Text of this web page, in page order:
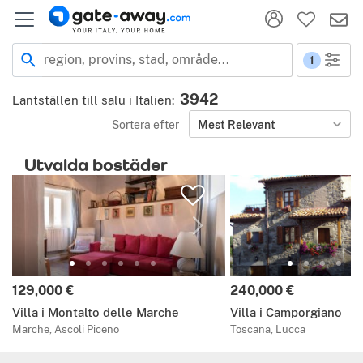
Plats
region, provins, stad, område... 1
Lantställen till salu i Italien: 3942
Sortera efter Mest Relevant
Utvalda bostäder
Pris:
129,000 €
Villa i Montalto delle Marche
Marche, Ascoli Piceno
Pris:
240,000 €
Villa i Camporgiano
Toscana, Lucca